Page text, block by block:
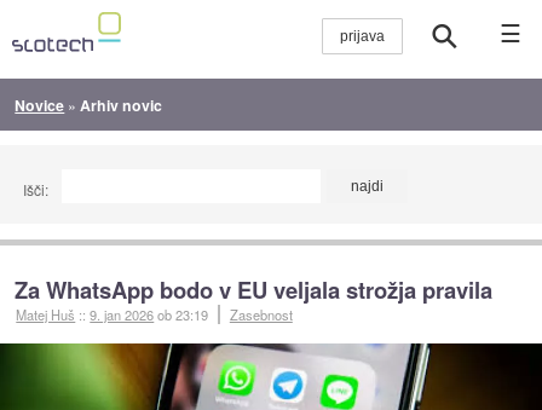
☰
Novice » Arhiv novic
Išči:
Za WhatsApp bodo v EU veljala strožja pravila
Matej Huš ::9. jan 2026ob 23:19 Zasebnost